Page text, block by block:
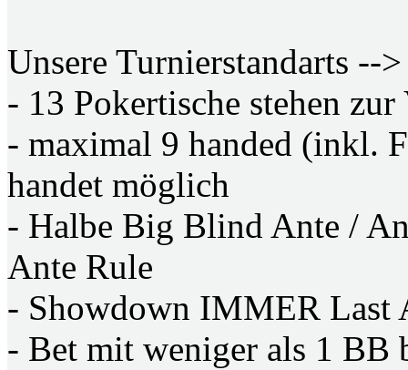
Unsere Turnierstandarts -->
- 13 Pokertische stehen
- maximal 9 handed (inkl.
handet möglich
- Halbe Big Blind Ante /
Ante Rule
- Showdown IMMER Last
- Bet mit weniger als 1